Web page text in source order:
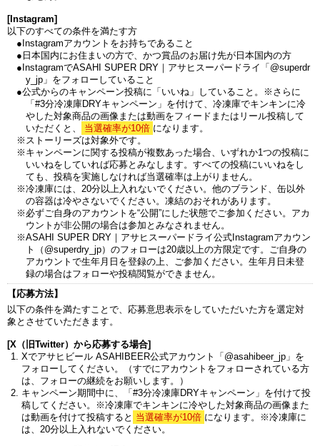
[Instagram]
以下のすべての条件を満たす方
●Instagramアカウントをお持ちであること
●日本国内にお住まいの方で、かつ賞品のお届け先が日本国内の方
●InstagramでASAHI SUPER DRY｜アサヒスーパードライ「@superdr
y_jp」をフォローしていること
●公式からのキャンペーン投稿に「いいね」していること。※さらに
「#3分冷凍庫DRYキャンペーン」を付けて、冷凍庫でキンキンに冷
やした対象商品の画像または動画をフィードまたはリール投稿して
いただくと、
当選確率が10倍 になります。
※ストーリーズは対象外です。
※キャンペーンに関する投稿が複数あった場合、いずれか1つの投稿に
いいねをしていれば応募とみなします。すべての投稿にいいねをし
ても、投稿を実施しなければ当選確率は上がりません。
※冷凍庫には、20分以上入れないでください。他のブランド、缶以外
の容器は冷やさないでください。凍結のおそれがあります。
※必ずご自身のアカウントを“公開”にした状態でご参加ください。アカ
ウントが非公開の場合は参加とみなされません。
※ASAHI SUPER DRY｜アサヒスーパードライ公式Instagramアカウン
ト（@superdry_jp）のフォローは20歳以上の方限定です。ご自身の
アカウントで生年月日を登録の上、ご参加ください。生年月日未登
録の場合はフォローや投稿閲覧ができません。
【応募方法】
以下の条件を満たすことで、応募意思表示をしていただいた方を選定対
象とさせていただきます。
[X（旧Twitter）から応募する場合]
Xでアサヒビール ASAHIBEER公式アカウント「@asahibeer_jp」を
フォローしてください。（すでにアカウントをフォローされている方
は、フォローの継続をお願いします。）
キャンペーン期間中に、「#3分冷凍庫DRYキャンペーン」を付けて投
稿してください。※冷凍庫でキンキンに冷やした対象商品の画像また
は動画を付けて投稿すると 当選確率が10倍 になります。※冷凍庫に
は、20分以上入れないでください。